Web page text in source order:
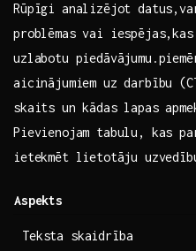
Rūpīgi analizējot
problēmas vai
uzlabotu
aicinājumiem uz darbību
skaits un kādas lapas
Pievienojam‍ tabulu, kas
ietekmēt ‍lietotāju
Aspekts
Teksta skaidrība